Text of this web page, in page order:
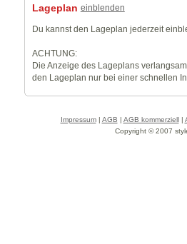
Lageplan einblenden
Du kannst den Lageplan jederzeit
ACHTUNG:
Die Anzeige des Lageplans
den Lageplan nur bei einer schnellen
Impressum| AGB | AGB kommerziell|
Copyright © 2007